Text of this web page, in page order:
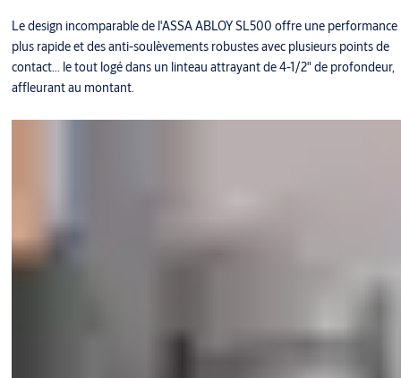
Le design incomparable de l'ASSA ABLOY SL500 offre une performance
plus rapide et des anti-soulèvements robustes avec plusieurs points de
contact... le tout logé dans un linteau attrayant de 4-1/2" de profondeur,
affleurant au montant.